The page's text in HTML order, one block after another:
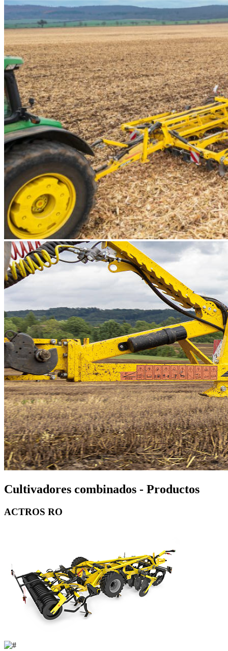
Cultivadores combinados - Productos
ACTROS RO